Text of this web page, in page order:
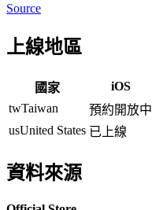
Source
上線地區
國家 iOS
twTaiwan 預約開放中
usUnited States 已上線
資料來源